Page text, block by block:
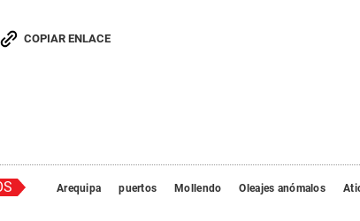
COPIAR ENLACE
Arequipa puertos Mollendo Oleajes anómalos